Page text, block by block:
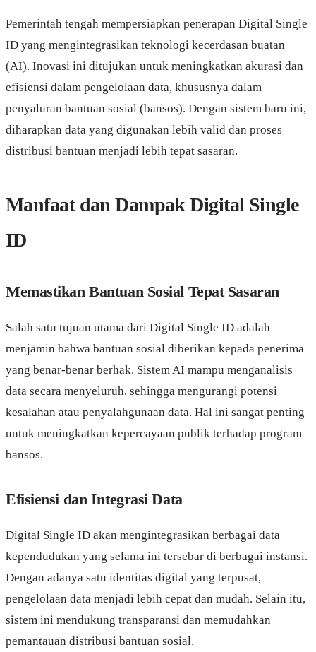
Pemerintah tengah mempersiapkan penerapan Digital Single
ID yang mengintegrasikan teknologi kecerdasan buatan
(AI). Inovasi ini ditujukan untuk meningkatkan akurasi dan
efisiensi dalam pengelolaan data, khususnya dalam
penyaluran bantuan sosial (bansos). Dengan sistem baru ini,
diharapkan data yang digunakan lebih valid dan proses
distribusi bantuan menjadi lebih tepat sasaran.
Manfaat dan Dampak Digital Single
ID
Memastikan Bantuan Sosial Tepat Sasaran
Salah satu tujuan utama dari Digital Single ID adalah
menjamin bahwa bantuan sosial diberikan kepada penerima
yang benar-benar berhak. Sistem AI mampu menganalisis
data secara menyeluruh, sehingga mengurangi potensi
kesalahan atau penyalahgunaan data. Hal ini sangat penting
untuk meningkatkan kepercayaan publik terhadap program
bansos.
Efisiensi dan Integrasi Data
Digital Single ID akan mengintegrasikan berbagai data
kependudukan yang selama ini tersebar di berbagai instansi.
Dengan adanya satu identitas digital yang terpusat,
pengelolaan data menjadi lebih cepat dan mudah. Selain itu,
sistem ini mendukung transparansi dan memudahkan
pemantauan distribusi bantuan sosial.